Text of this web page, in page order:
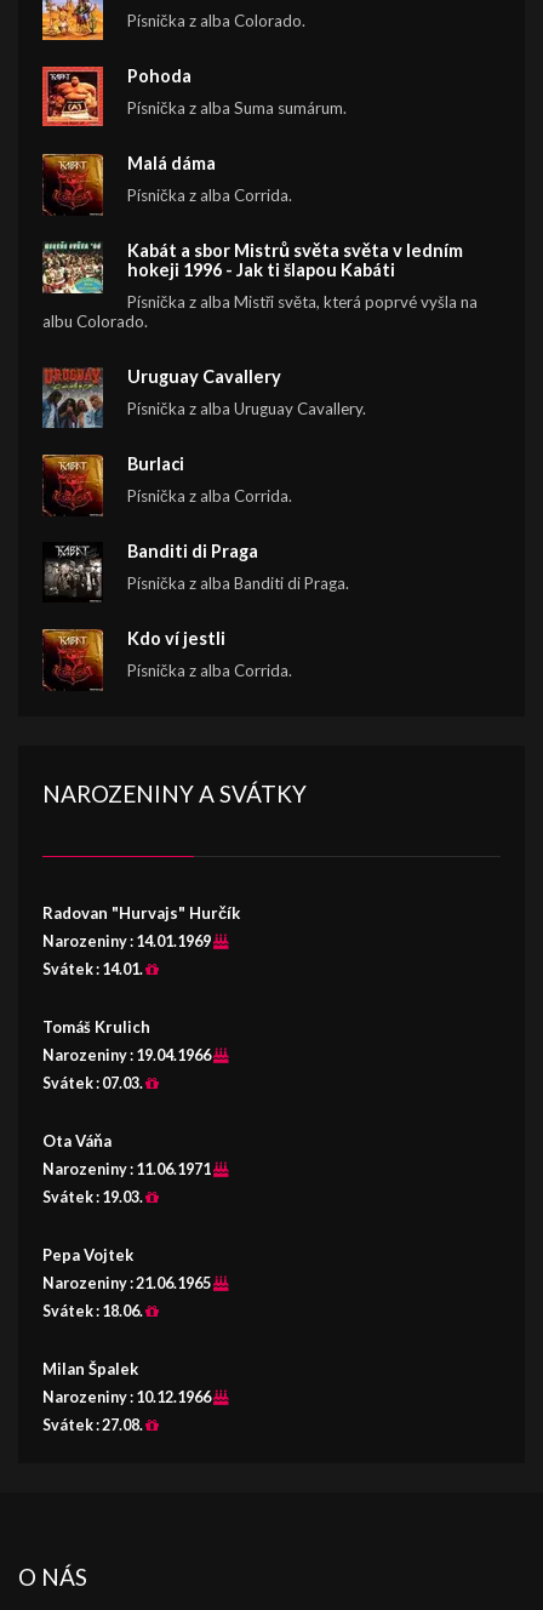
Písnička z alba Colorado.
Pohoda
Písnička z alba Suma sumárum.
Malá dáma
Písnička z alba Corrida.
Kabát a sbor Mistrů světa světa v ledním
hokeji 1996 - Jak ti šlapou Kabáti
Písnička z alba Mistři světa, která poprvé vyšla na
albu Colorado.
Uruguay Cavallery
Písnička z alba Uruguay Cavallery.
Burlaci
Písnička z alba Corrida.
Banditi di Praga
Písnička z alba Banditi di Praga.
Kdo ví jestli
Písnička z alba Corrida.
NAROZENINY A SVÁTKY
Radovan "Hurvajs" Hurčík
Narozeniny : 14.01.1969
Svátek : 14.01.
Tomáš Krulich
Narozeniny : 19.04.1966
Svátek : 07.03.
Ota Váňa
Narozeniny : 11.06.1971
Svátek : 19.03.
Pepa Vojtek
Narozeniny :21.06.1965
Svátek : 18.06.
Milan Špalek
Narozeniny : 10.12.1966
Svátek :27.08.
O NÁS